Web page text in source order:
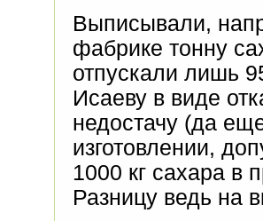
Выписывали,
фабрике тонну
отпускали лишь
Исаеву в виде
недостачу (да
изготовлении,
1000 кг сахара в
Разницу ведь на